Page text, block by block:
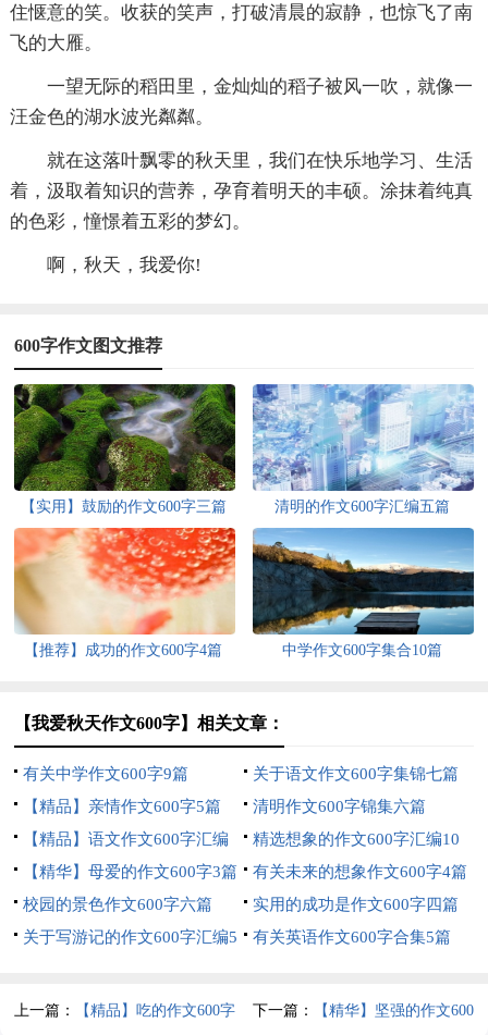
住惬意的笑。收获的笑声，打破清晨的寂静，也惊飞了南
飞的大雁。
一望无际的稻田里，金灿灿的稻子被风一吹，就像一
汪金色的湖水波光粼粼。
就在这落叶飘零的秋天里，我们在快乐地学习、生活
着，汲取着知识的营养，孕育着明天的丰硕。涂抹着纯真
的色彩，憧憬着五彩的梦幻。
啊，秋天，我爱你!
600字作文图文推荐
【实用】鼓励的作文600字三篇 清明的作文600字汇编五篇
【推荐】成功的作文600字4篇 中学作文600字集合10篇
【我爱秋天作文600字】相关文章：
有关中学作文600字9篇
关于语文作文600字集锦七篇
【精品】亲情作文600字5篇
清明作文600字锦集六篇
【精品】语文作文600字汇编
十篇
精选想象的作文600字汇编10
篇
【精华】母爱的作文600字3篇
有关未来的想象作文600字4篇
校园的景色作文600字六篇
实用的成功是作文600字四篇
关于写游记的作文600字汇编5
有关英语作文600字合集5篇
上一篇： 【精品】吃的作文600字 下一篇： 【精华】坚强的作文600